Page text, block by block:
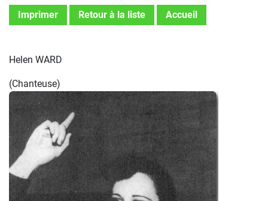
Imprimer Retour à la liste Accueil
Helen WARD
(Chanteuse)